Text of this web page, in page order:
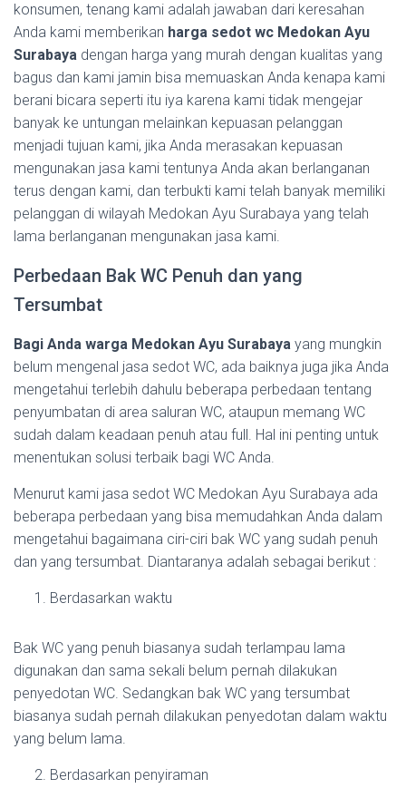
konsumen, tenang kami adalah jawaban dari keresahan
Anda kami memberikan harga sedot wc Medokan Ayu
Surabaya dengan harga yang murah dengan kualitas yang
bagus dan kami jamin bisa memuaskan Anda kenapa kami
berani bicara seperti itu iya karena kami tidak mengejar
banyak ke untungan melainkan kepuasan pelanggan
menjadi tujuan kami, jika Anda merasakan kepuasan
mengunakan jasa kami tentunya Anda akan berlanganan
terus dengan kami, dan terbukti kami telah banyak memiliki
pelanggan di wilayah Medokan Ayu Surabaya yang telah
lama berlanganan mengunakan jasa kami.
Perbedaan Bak WC Penuh dan yang
Tersumbat
Bagi Anda warga Medokan Ayu Surabaya yang mungkin
belum mengenal jasa sedot WC, ada baiknya juga jika Anda
mengetahui terlebih dahulu beberapa perbedaan tentang
penyumbatan di area saluran WC, ataupun memang WC
sudah dalam keadaan penuh atau full. Hal ini penting untuk
menentukan solusi terbaik bagi WC Anda.
Menurut kami jasa sedot WC Medokan Ayu Surabaya ada
beberapa perbedaan yang bisa memudahkan Anda dalam
mengetahui bagaimana ciri-ciri bak WC yang sudah penuh
dan yang tersumbat. Diantaranya adalah sebagai berikut :
Berdasarkan waktu
Bak WC yang penuh biasanya sudah terlampau lama
digunakan dan sama sekali belum pernah dilakukan
penyedotan WC. Sedangkan bak WC yang tersumbat
biasanya sudah pernah dilakukan penyedotan dalam waktu
yang belum lama.
Berdasarkan penyiraman